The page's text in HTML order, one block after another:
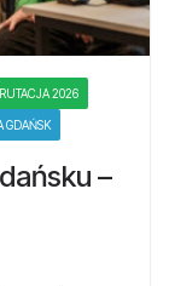
2026
GDAŃSK
–